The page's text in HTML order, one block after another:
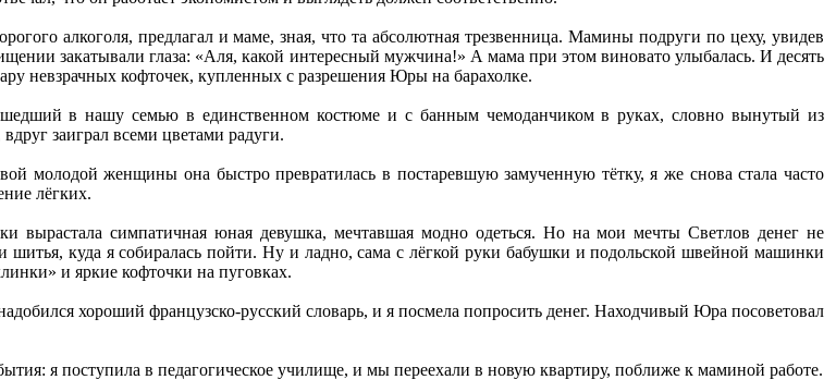
алкоголя, предлагал и маме, зная, что та абсолютная трезвенница. Мамины подруги по цеху, увидев
закатывали глаза: «Аля, какой интересный мужчина!» А мама при этом виновато улыбалась. И десять
невзрачных кофточек, купленных с разрешения Юры на барахолке.
в нашу семью в единственном костюме и с банным чемоданчиком в руках, словно вынутый из
заиграл всеми цветами радуги.
молодой женщины она быстро превратилась в постаревшую замученную тётку, я же снова стала часто
лёгких.
вырастала симпатичная юная девушка, мечтавшая модно одеться. Но на мои мечты Светлов денег не
шитья, куда я собиралась пойти. Ну и ладно, сама с лёгкой руки бабушки и подольской швейной машинки
и яркие кофточки на пуговках.
хороший французско-русский словарь, и я посмела попросить денег. Находчивый Юра посоветовал
я поступила в педагогическое училище, и мы переехали в новую квартиру, поближе к маминой работе.